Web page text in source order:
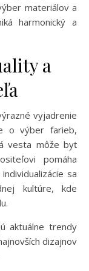
materiálov a
harmonický a
a
vyjadrenie
o výber farieb,
vesta môže byť
pomáha
sa
kultúre, kde
aktuálne trendy
dizajnov